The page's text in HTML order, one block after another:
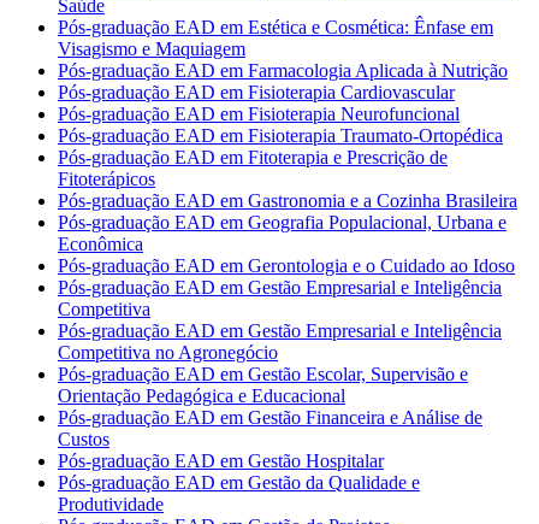
Saúde
Pós-graduação EAD em Estética e Cosmética: Ênfase em
Visagismo e Maquiagem
Pós-graduação EAD em Farmacologia Aplicada à Nutrição
Pós-graduação EAD em Fisioterapia Cardiovascular
Pós-graduação EAD em Fisioterapia Neurofuncional
Pós-graduação EAD em Fisioterapia Traumato-Ortopédica
Pós-graduação EAD em Fitoterapia e Prescrição de
Fitoterápicos
Pós-graduação EAD em Gastronomia e a Cozinha Brasileira
Pós-graduação EAD em Geografia Populacional, Urbana e
Econômica
Pós-graduação EAD em Gerontologia e o Cuidado ao Idoso
Pós-graduação EAD em Gestão Empresarial e Inteligência
Competitiva
Pós-graduação EAD em Gestão Empresarial e Inteligência
Competitiva no Agronegócio
Pós-graduação EAD em Gestão Escolar, Supervisão e
Orientação Pedagógica e Educacional
Pós-graduação EAD em Gestão Financeira e Análise de
Custos
Pós-graduação EAD em Gestão Hospitalar
Pós-graduação EAD em Gestão da Qualidade e
Produtividade